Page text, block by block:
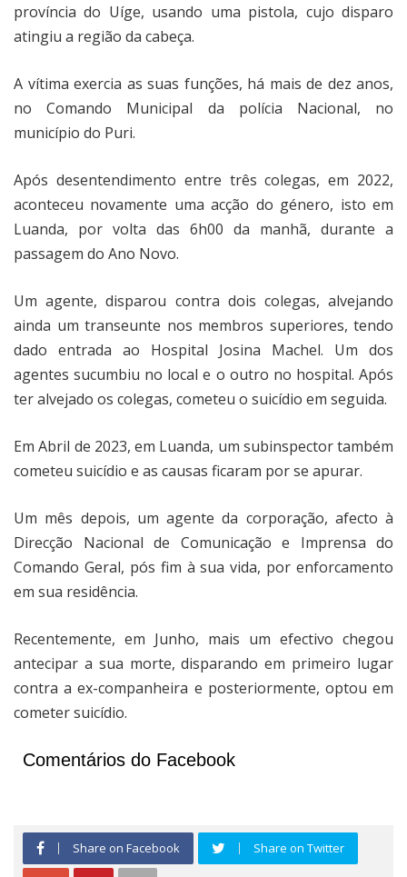
província do Uíge, usando uma pistola, cujo disparo
atingiu a região da cabeça.
A vítima exercia as suas funções, há mais de dez anos,
no Comando Municipal da polícia Nacional, no
município do Puri.
Após desentendimento entre três colegas, em 2022,
aconteceu novamente uma acção do género, isto em
Luanda, por volta das 6h00 da manhã, durante a
passagem do Ano Novo.
Um agente, disparou contra dois colegas, alvejando
ainda um transeunte nos membros superiores, tendo
dado entrada ao Hospital Josina Machel. Um dos
agentes sucumbiu no local e o outro no hospital. Após
ter alvejado os colegas, cometeu o suicídio em seguida.
Em Abril de 2023, em Luanda, um subinspector também
cometeu suicídio e as causas ficaram por se apurar.
Um mês depois, um agente da corporação, afecto à
Direcção Nacional de Comunicação e Imprensa do
Comando Geral, pós fim à sua vida, por enforcamento
em sua residência.
Recentemente, em Junho, mais um efectivo chegou
antecipar a sua morte, disparando em primeiro lugar
contra a ex-companheira e posteriormente, optou em
cometer suicídio.
Comentários do Facebook
Share on Facebook Share on Twitter